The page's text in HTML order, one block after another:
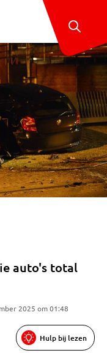
auto's total
2025 om 01:48
Hulp bij lezen